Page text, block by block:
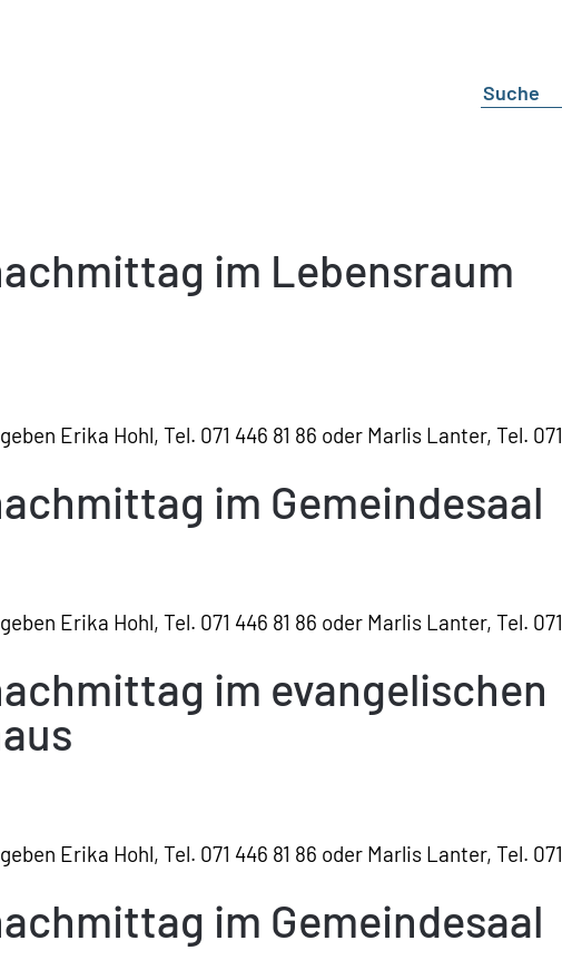
im Lebensraum
Erika Hohl, Tel. 071 446 81 86 oder Marlis Lanter, Tel. 071
im Gemeindesaal
Erika Hohl, Tel. 071 446 81 86 oder Marlis Lanter, Tel. 071
im evangelischen
Erika Hohl, Tel. 071 446 81 86 oder Marlis Lanter, Tel. 071
im Gemeindesaal